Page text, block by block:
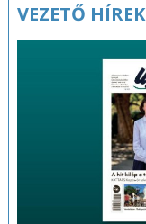
VEZETŐ HÍREK